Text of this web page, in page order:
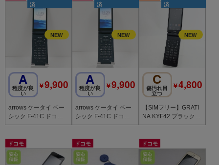
済
A
程度が良
い
￥9,900
arrows ケータイ ベー
シック F-41C ドコモ
ネイビー c21902
済
A
程度が良
い
￥9,900
arrows ケータイ ベー
シック F-41C ドコモ
ネイビー c21901
済
C
傷汚れ目
立つ
￥4,800
【SIMフリー】GRATI
NA KYF42 ブラック
利用制限〇 4GLTEケ
ドコモ ドコモ ドコモ